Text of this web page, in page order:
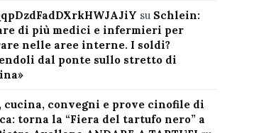
su Schlein:
di più medici e infermieri per
nelle aree interne. I soldi?
dal ponte sullo stretto di
cucina, convegni e prove cinofile di
torna la “Fiera del tartufo nero” a